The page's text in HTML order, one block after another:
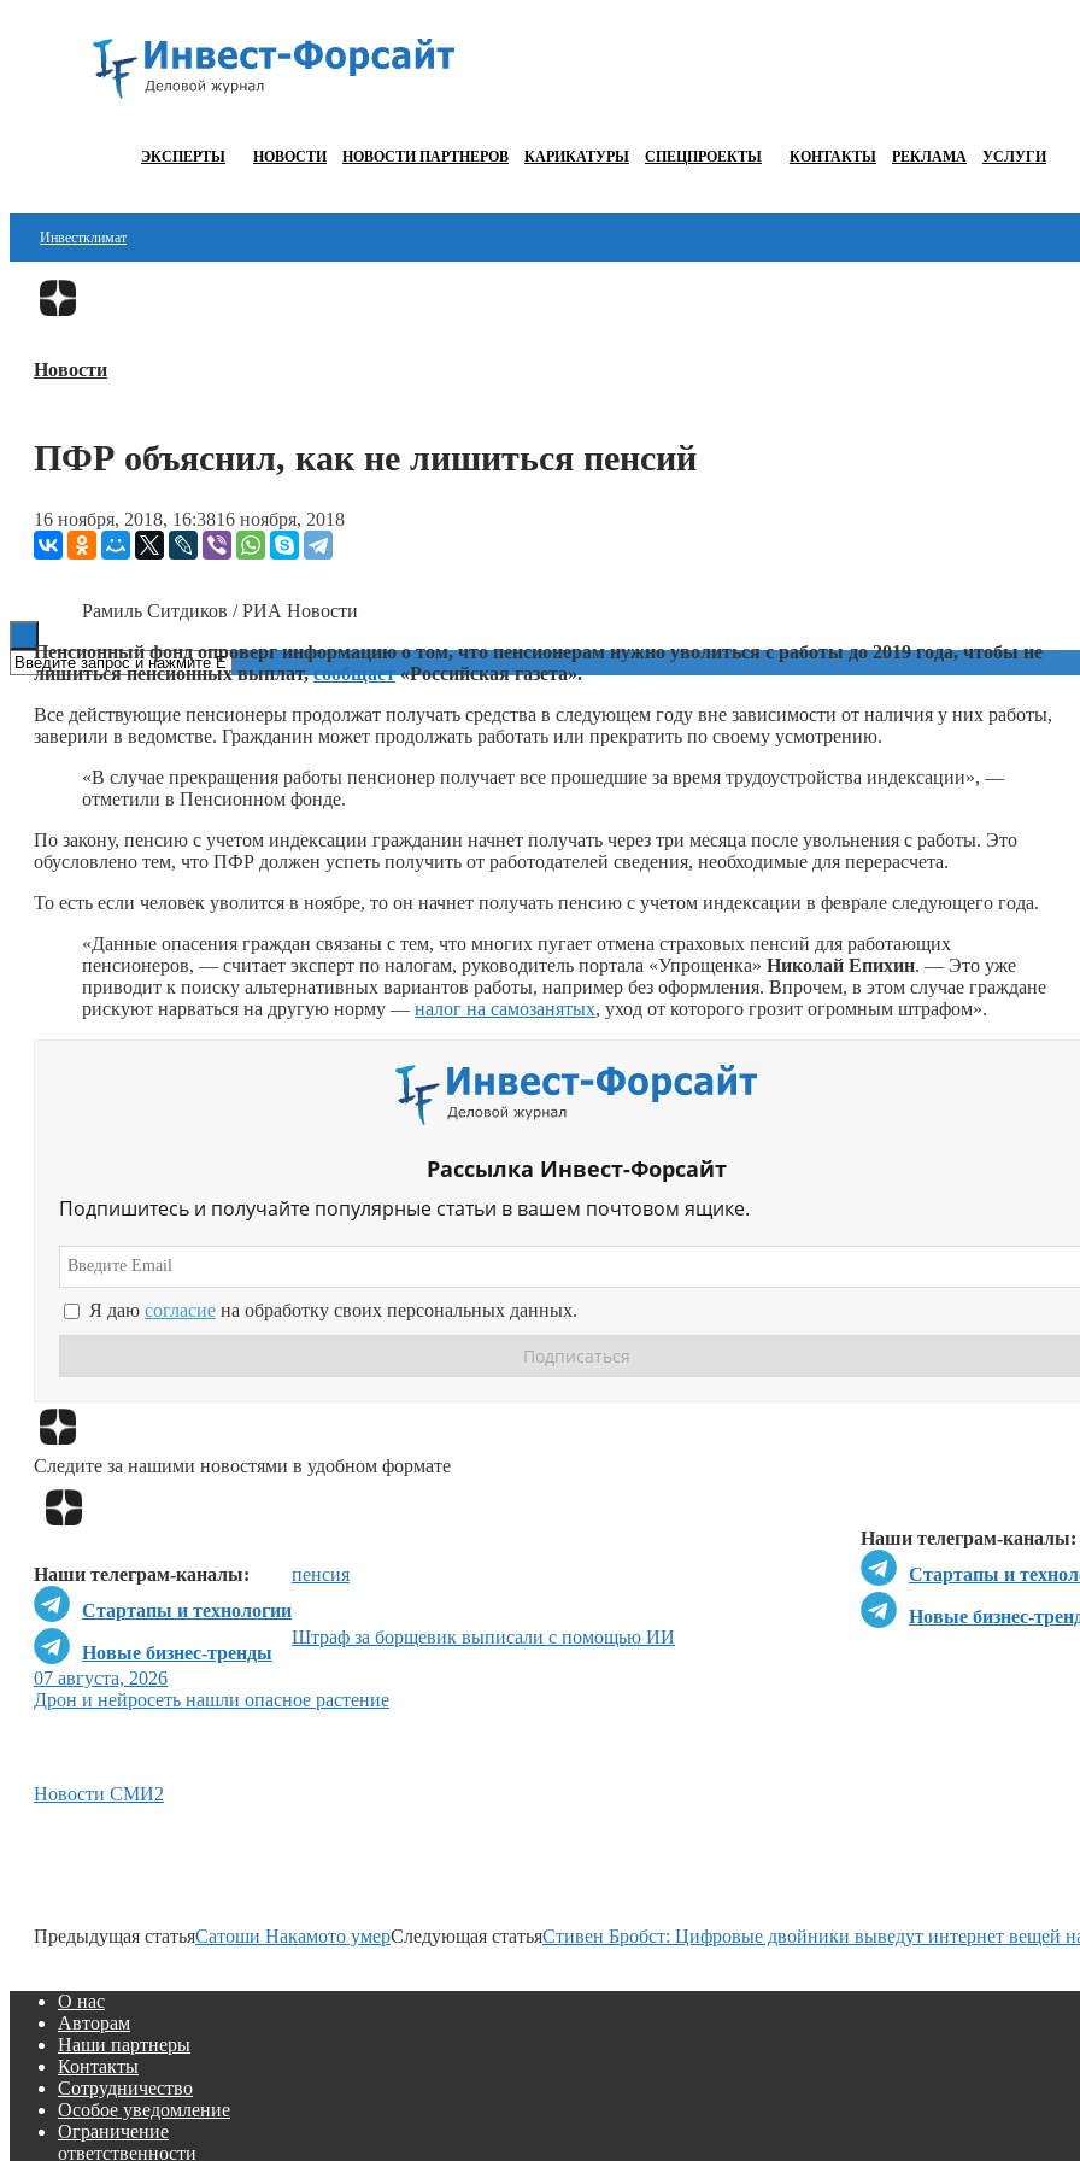
ЭКСПЕРТЫ НОВОСТИ НОВОСТИ ПАРТНЕРОВ КАРИКАТУРЫ СПЕЦПРОЕКТЫ КОНТАКТЫ РЕКЛАМА УСЛУГИ
Инвестклимат
Финансы
Блокчейн
ESG
Новости
ПФР объяснил, как не лишиться пенсий
16 ноября, 2018, 16:3816 ноября, 2018
Рамиль Ситдиков / РИА Новости
Пенсионный фонд опроверг информацию о том, что пенсионерам нужно уволиться с работы до 2019 года, чтобы не
лишиться пенсионных выплат,сообщает«Российская газета».
Все действующие пенсионеры продолжат получать средства в следующем году вне зависимости от наличия у них работы,
заверили в ведомстве. Гражданин может продолжать работать или прекратить по своему усмотрению.
«В случае прекращения работы пенсионер получает все прошедшие за время трудоустройства индексации», —
отметили в Пенсионном фонде.
По закону, пенсию с учетом индексации гражданин начнет получать через три месяца после увольнения с работы. Это
обусловлено тем, что ПФР должен успеть получить от работодателей сведения, необходимые для перерасчета.
То есть если человек уволится в ноябре, то он начнет получать пенсию с учетом индексации в феврале следующего года.
«Данные опасения граждан связаны с тем, что многих пугает отмена страховых пенсий для работающих
пенсионеров, — считает эксперт по налогам, руководитель портала «Упрощенка» Николай Епихин. — Это уже
приводит к поиску альтернативных вариантов работы, например без оформления. Впрочем, в этом случае граждане
рискуют нарваться на другую норму — налог на самозанятых, уход от которого грозит огромным штрафом».
Рассылка Инвест-Форсайт
Подпишитесь и получайте популярные статьи в вашем почтовом ящике.
Я даю согласие на обработку своих персональных данных.
Следите за нашими новостями в удобном формате
Наши телеграм-каналы:
Стартапы и
Новые бизнес-
Наши телеграм-каналы:
Стартапы и технологии
Новые бизнес-тренды
пенсия
Штраф за борщевик выписали с помощью ИИ
07 августа, 2026
Дрон и нейросеть нашли опасное растение
Новости СМИ2
Предыдущая статьяСатоши Накамото умерСледующая статьяСтивен Бробст: Цифровые двойники выведут интернет вещей
О нас
Авторам
Наши партнеры
Контакты
Сотрудничество
Особое уведомление
Ограничение
ответственности